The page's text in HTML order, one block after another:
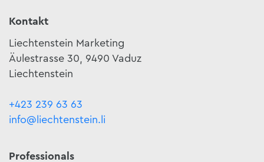
Kontakt
Liechtenstein Marketing
Äulestrasse 30, 9490 Vaduz
Liechtenstein
+423 239 63 63
info@liechtenstein.li
Professionals